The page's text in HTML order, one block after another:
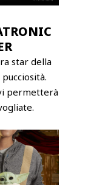
star della
permetterà